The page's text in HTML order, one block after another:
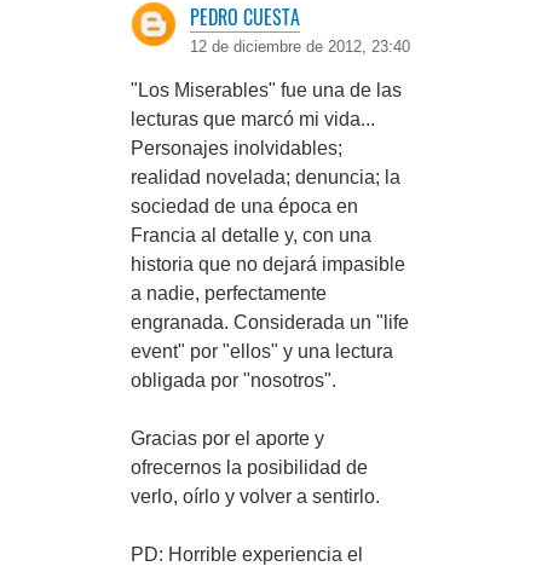
PEDRO CUESTA
12 de diciembre de 2012, 23:40
"Los Miserables" fue una de las
lecturas que marcó mi vida...
Personajes inolvidables;
realidad novelada; denuncia; la
sociedad de una época en
Francia al detalle y, con una
historia que no dejará impasible
a nadie, perfectamente
engranada. Considerada un "life
event" por "ellos" y una lectura
obligada por "nosotros".
Gracias por el aporte y
ofrecernos la posibilidad de
verlo, oírlo y volver a sentirlo.
PD: Horrible experiencia el